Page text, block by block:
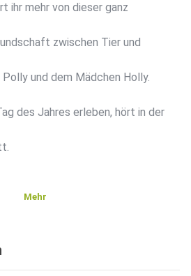
ihr mehr von dieser ganz
zwischen Tier und
und dem Mädchen Holly.
des Jahres erleben, hört in der
Mehr